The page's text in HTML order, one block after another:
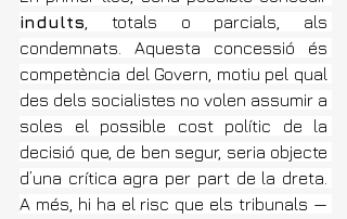
indults , totals o parcials, als
condemnats. Aquesta concessió és
competència del Govern, motiu pel qual
des dels socialistes no volen assumir a
soles el possible cost polític de la
decisió que, de ben segur, seria objecte
d’una crítica agra per part de la dreta.
A més, hi ha el risc que els tribunals —